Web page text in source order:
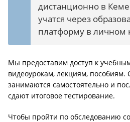
дистанционно в
учатся через
платформу в личном
Мы предоставим доступ к
видеоурокам, лекциям, пособиям.
занимаются самостоятельно и
сдают итоговое тестирование.
Чтобы пройти по обследованию